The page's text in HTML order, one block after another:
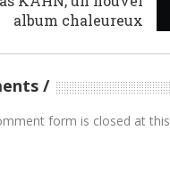
album chaleureux
form is closed at this